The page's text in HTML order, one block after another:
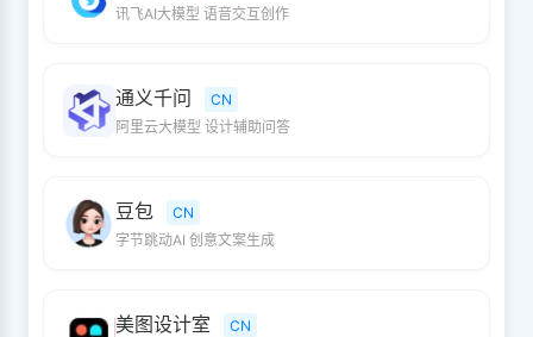
讯飞AI大模型 语音交互创作
通义千问
CN
阿里云大模型 设计辅助问答
豆包
CN
字节跳动AI 创意文案生成
美图设计室
CN